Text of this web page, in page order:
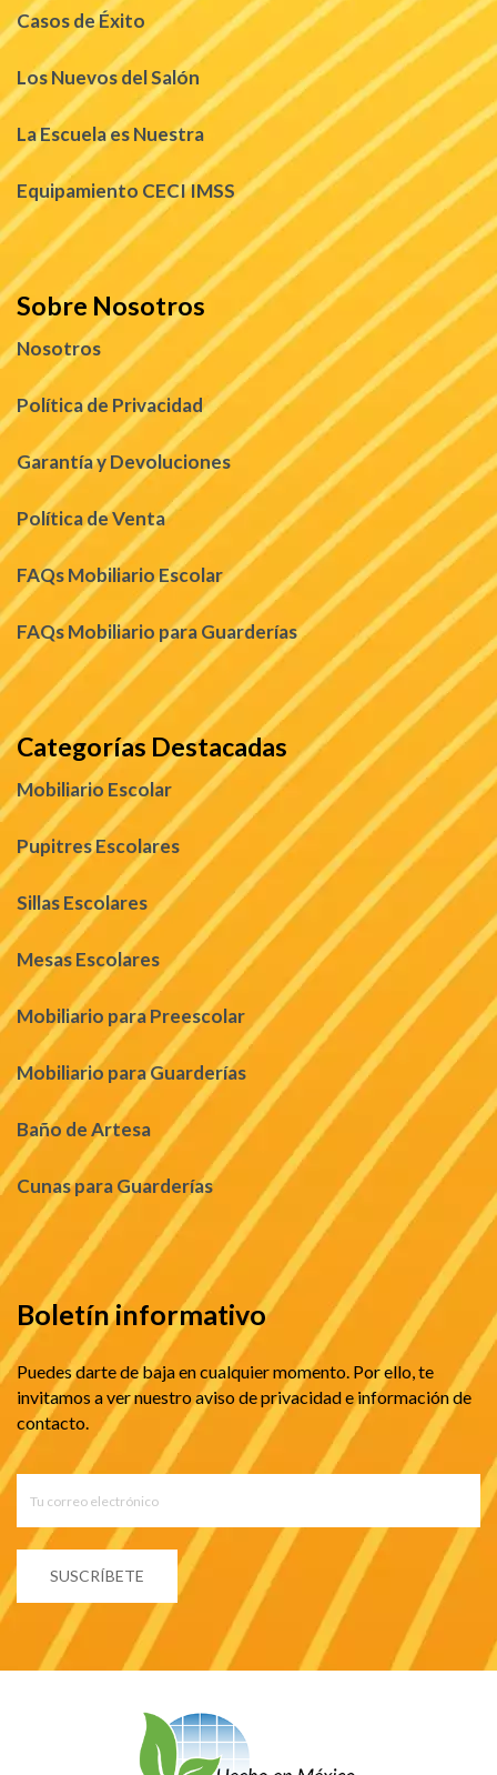
Casos de Éxito
Los Nuevos del Salón
La Escuela es Nuestra
Equipamiento CECI IMSS
Sobre Nosotros
Nosotros
Política de Privacidad
Garantía y Devoluciones
Política de Venta
FAQs Mobiliario Escolar
FAQs Mobiliario para Guarderías
Categorías Destacadas
Mobiliario Escolar
Pupitres Escolares
Sillas Escolares
Mesas Escolares
Mobiliario para Preescolar
Mobiliario para Guarderías
Baño de Artesa
Cunas para Guarderías
Boletín informativo
Puedes darte de baja en cualquier momento. Por ello, te
invitamos a ver nuestro aviso de privacidad e información de
contacto.
SUSCRÍBETE